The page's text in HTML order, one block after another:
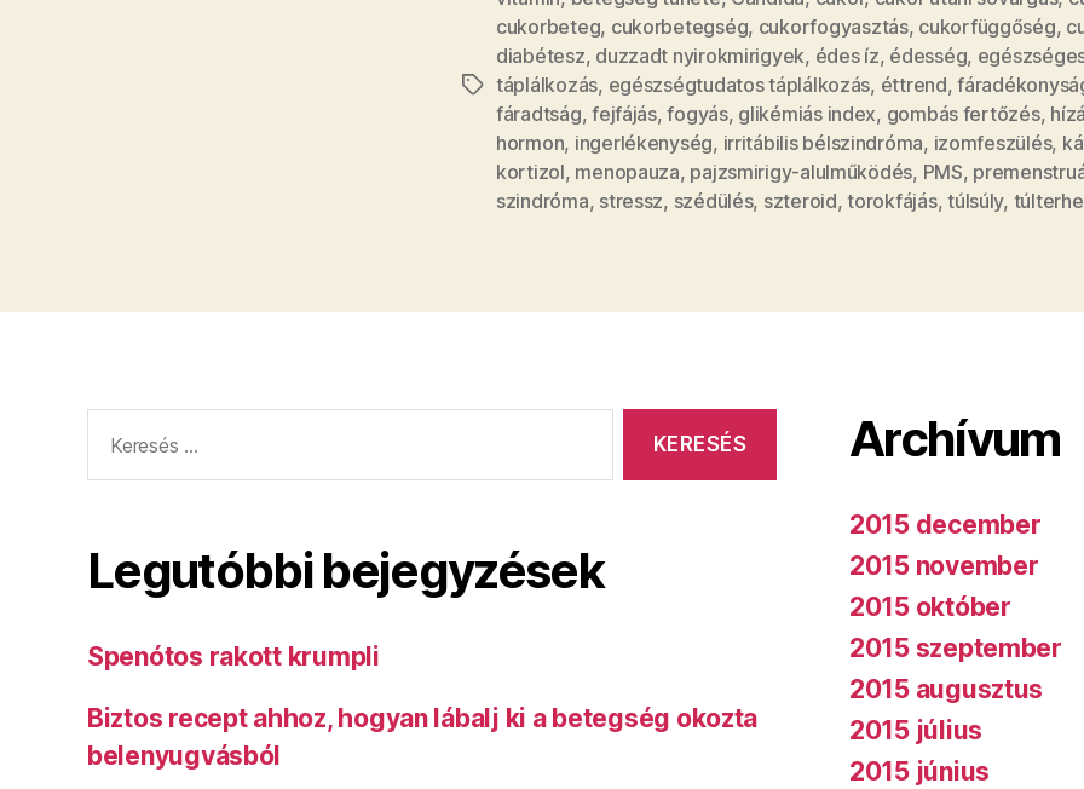
Címkék
cukorbeteg, cukorbetegség, cukorfogyasztás, cukorfüggőség,
diabétesz, duzzadt nyirokmirigyek, édes íz, édesség,
táplálkozás, egészségtudatos táplálkozás, éttrend,
fáradtság,fejfájás,fogyás, glikémiás index, gombás fertőzés,
hormon, ingerlékenység, irritábilis bélszindróma, izomfeszülés,
kortizol, menopauza, pajzsmirigy-alulműködés, PMS,
szindróma, stressz, szédülés, szteroid,torokfájás,túlsúly,
Legutóbbi bejegyzések
Spenótos rakott krumpli
Biztos recept ahhoz, hogyan lábalj ki a betegség okozta
belenyugvásból
Archívum
2015 december
2015 november
2015 október
2015 szeptember
2015 augusztus
2015 július
2015 június